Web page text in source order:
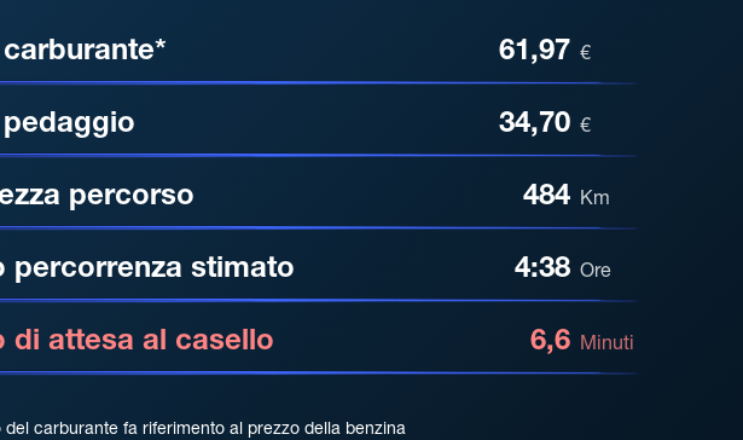
61,97 €
34,70 €
percorso 484 Km
percorrenza stimato 4:38 Ore
di attesa al casello 6,6 Minuti
del carburante fa riferimento al prezzo della benzina